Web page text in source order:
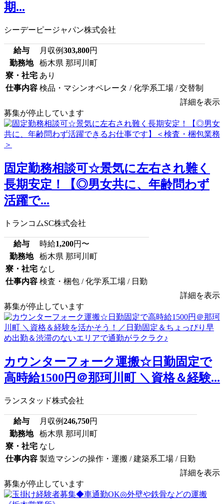
期...
シーデーピージャパン株式会社
給与 月収例303,800円
勤務地
栃木県 那珂川町
寮・社宅 あり
仕事内容 検品・マシンオペレータ / 化学系工場 / 交替制
詳細を表示
募集が停止しています
固定勤務相談可☆景気に左右され難く
長期安定！【◎男女共に、年齢問わず
活躍で...
トランコムSC株式会社
給与 時給1,200円〜
勤務地
栃木県 那珂川町
寮・社宅 なし
仕事内容 検査・梱包 / 化学系工場 / 日勤
詳細を表示
募集が停止しています
カウンターフォーク運搬☆日勤固定で
高時給1500円＠那珂川町 ＼資格＆経験...
ランスタッド株式会社
給与 月収例246,750円
勤務地
栃木県 那珂川町
寮・社宅 なし
仕事内容 製造マシンの操作・運搬 / 建築系工場 / 日勤
詳細を表示
募集が停止しています